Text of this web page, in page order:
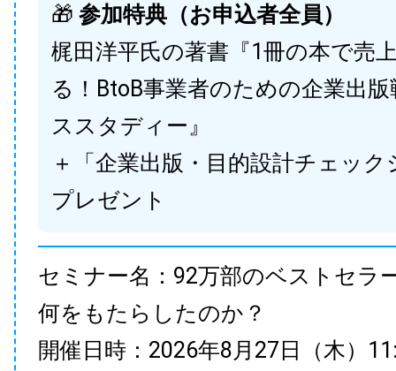
🎁 参加特典（お申込者全員）
梶田洋平氏の著書『1冊の本で売
る！BtoB事業者のための企業出
ススタディー』
＋「企業出版・目的設計チェック
プレゼント
セミナー名：92万部のベストセラ
何をもたらしたのか？
開催日時：2026年8月27日（木）